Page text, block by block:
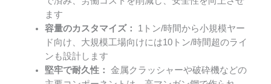
ます
容量のカスタマイズ：
1トン/時間から小規模ヤー
ド向け、大規模工場向けには10トン/時間超のライ
ンも設計します
堅牢で耐久性：
金属クラッシャーや破砕機などの